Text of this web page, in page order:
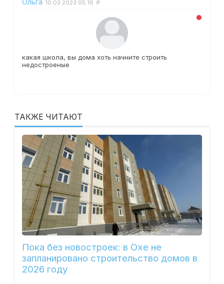
10.03.2023 05:16 #
какая школа, вы дома хоть начните строить
недостроеные
ТАКЖЕ ЧИТАЮТ
Пока без новостроек: в Охе не
запланировано строительство домов в
2026 году